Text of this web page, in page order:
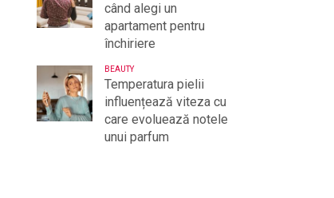
când alegi un
apartament pentru
închiriere
BEAUTY
Temperatura pielii
influențează viteza cu
care evoluează notele
unui parfum